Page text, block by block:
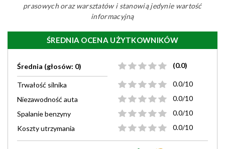
prasowych oraz warsztatów i stanowią jedynie wartość
informacyjną
ŚREDNIA OCENA UŻYTKOWNIKÓW
Średnia (głosów: 0) (0.0)
Trwałość silnika
0.0/10
Niezawodność auta
0.0/10
Spalanie benzyny
0.0/10
Koszty utrzymania
0.0/10